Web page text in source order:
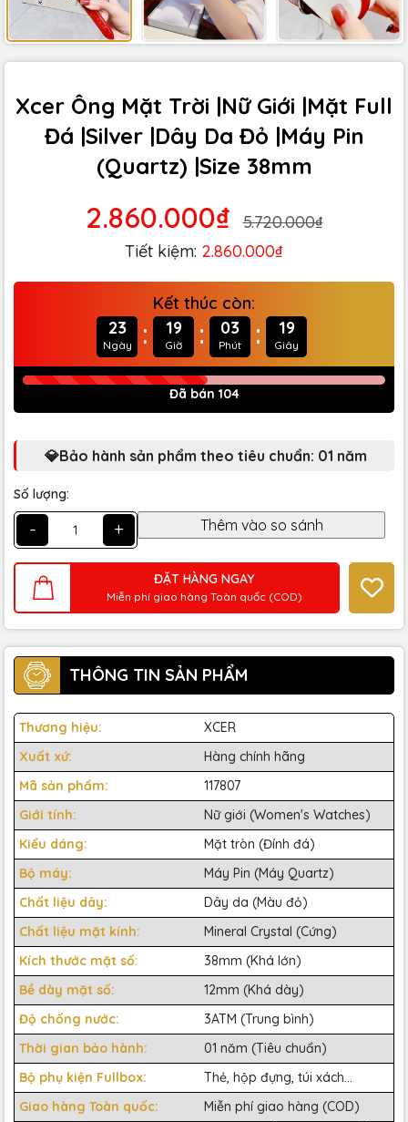
Xcer Ông Mặt Trời |Nữ Giới |Mặt Full
Đá |Silver |Dây Da Đỏ |Máy Pin
(Quartz) |Size 38mm
2.860.000₫
5.720.000₫
Tiết kiệm: 2.860.000₫
Kết thúc còn:
23
Ngày : 19
Giờ : 03
Phút : 17
Giây
Đã bán 104
💎Bảo hành sản phẩm theo tiêu chuẩn: 01 năm
Số lượng:
- +
ĐẶT HÀNG NGAY
Miễn phí giao hàng Toàn quốc (COD)
THÔNG TIN SẢN PHẨM
Thương hiệu:
XCER
Xuất xứ:
Hàng chính hãng
Mã sản phẩm:
117807
Giới tính:
Nữ giới (Women's Watches)
Kiểu dáng:
Mặt tròn (Đính đá)
Bộ máy:
Máy Pin (Máy Quartz)
Chất liệu dây:
Dây da (Màu đỏ)
Chất liệu mặt kính:
Mineral Crystal (Cứng)
Kích thước mặt số:
38mm (Khá lớn)
Bề dày mặt số:
12mm (Khá dày)
Độ chống nước:
3ATM (Trung bình)
Thời gian bảo hành:
01 năm (Tiêu chuẩn)
Bộ phụ kiện Fullbox:
Thẻ, hộp đựng, túi xách...
Giao hàng Toàn quốc:
Miễn phí giao hàng (COD)